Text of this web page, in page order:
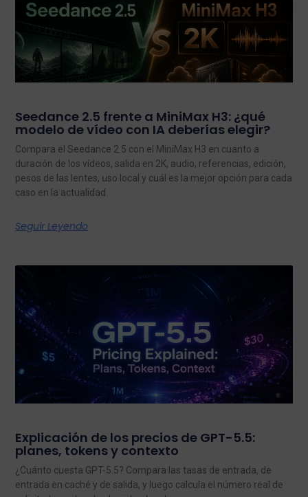
Seedance 2.5 frente a MiniMax H3: ¿qué
modelo de vídeo con IA deberías elegir?
Compara el Seedance 2.5 con el MiniMax H3 en cuanto a
duración de los vídeos, salida en 2K, audio, referencias, edición,
pesos de las lentes, uso local y cuál es la mejor opción para cada
caso en la actualidad.
Seguir Leyendo
Explicación de los precios de GPT-5.5:
planes, tokens y contexto
¿Cuánto cuesta GPT-5.5? Compara las tasas de entrada, de
entrada en caché y de salida, y luego calcula el número real de